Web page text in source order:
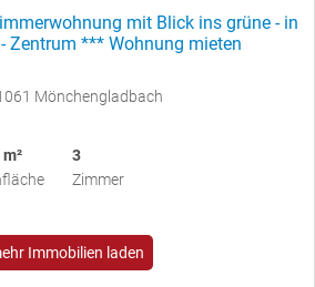
mit Blick ins grüne - in
Zentrum *** Wohnung mieten
Mönchengladbach
3
Zimmer
Immobilien laden